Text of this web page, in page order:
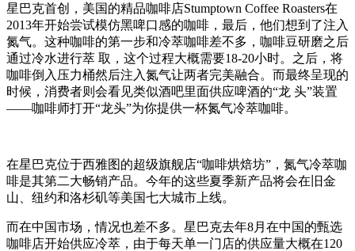
星巴克首创，美国的精品咖啡店Stumptown Coffee Roasters在
2013年开始尝试模仿黑啤口感的咖啡，最后，他们想到了注入
氮气。这种咖啡的第一步和冷萃咖啡差不多，咖啡豆研磨之后
通过冷水进行萃 取，这个过程大概需要18-20小时。之后，将
咖啡倒入压力桶然后注入氮气让两者完美融合。而最终呈现的
时候，消费者则会看见类似酒吧里面供应啤酒的“龙 头”装置
——咖啡师打开“龙头”为你提供一杯氮气冷萃咖啡。
在星巴克位于西雅图的超级旗舰店“咖啡烘焙坊”，氮气冷萃咖
啡是其第二大畅销产品。今年的这些夏季新产品将会在旧金
山、纽约和洛杉矶等美国七大城市上线。
而在中国市场，情况也差不多。星巴克去年8月在中国的甄选
咖啡店开始供应冷萃，由于每天单一门店的供应量大概在120